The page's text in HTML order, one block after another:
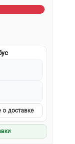
о доставке